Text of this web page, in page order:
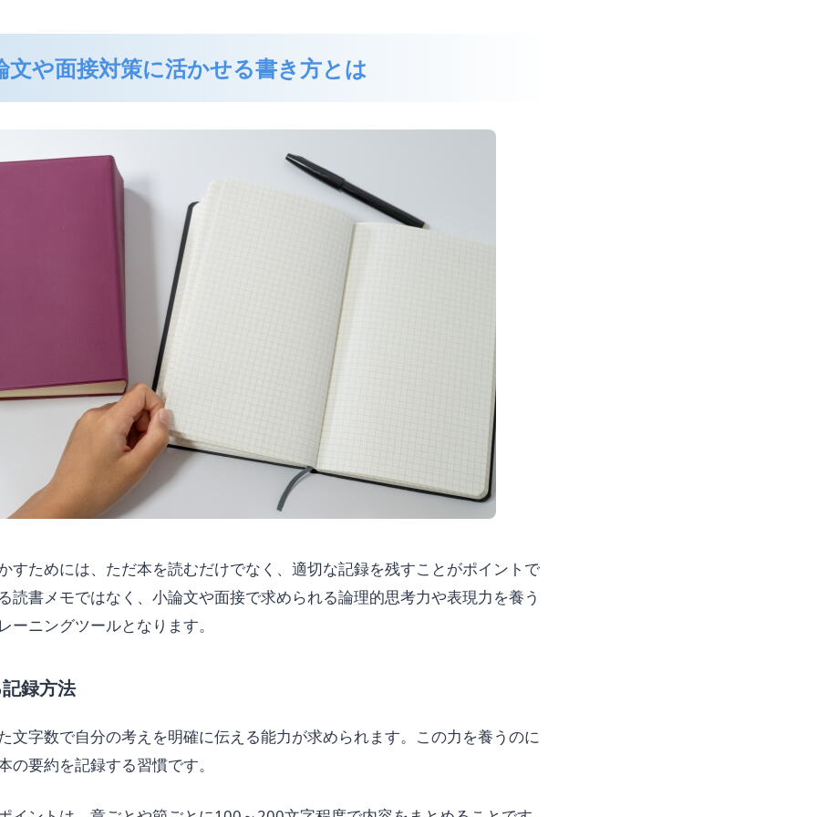
文や面接対策に活かせる書き方とは
すためには、ただ本を読むだけでなく、適切な記録を残すことがポイントで
読書メモではなく、小論文や面接で求められる論理的思考力や表現力を養う
ーニングツールとなります。
録方法
文字数で自分の考えを明確に伝える能力が求められます。この力を養うのに
の要約を記録する習慣です。